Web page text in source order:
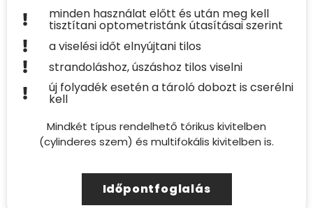
minden használat előtt és után meg kell
tisztítani optometristánk útasításai szerint
a viselési időt elnyújtani tilos
strandoláshoz, úszáshoz tilos viselni
új folyadék esetén a tároló dobozt is cserélni
kell
Mindkét típus rendelhető tórikus kivitelben
(cylinderes szem) és multifokális kivitelben is.
Időpontfoglalás